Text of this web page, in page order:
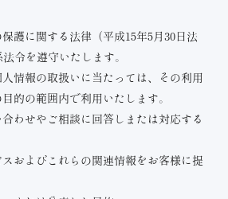
護に関する法律（平成15年5月30日法
令を遵守いたします。
情報の取扱いに当たっては、その利用
的の範囲内で利用いたします。
わせやご相談に回答しまたは対応する
スおよびこれらの関連情報をお客様に提